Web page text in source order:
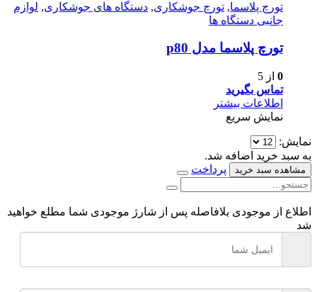
تورچ پلاسما, تورچ جوشکاری, دستگاه های جوشکاری, لوازم
جانبی دستگاه ها
تورچ پلاسما مدل p80
0 از 5
تماس بگیرید
اطلاعات بیشتر
نمایش سریع
نمایش:
به سبد خرید اضافه شد.
مشاهده سبد خرید پرداخت
اطلاع از موجودی بلافاصله پس از شارژ موجودی شما مطلع خواهید
شد